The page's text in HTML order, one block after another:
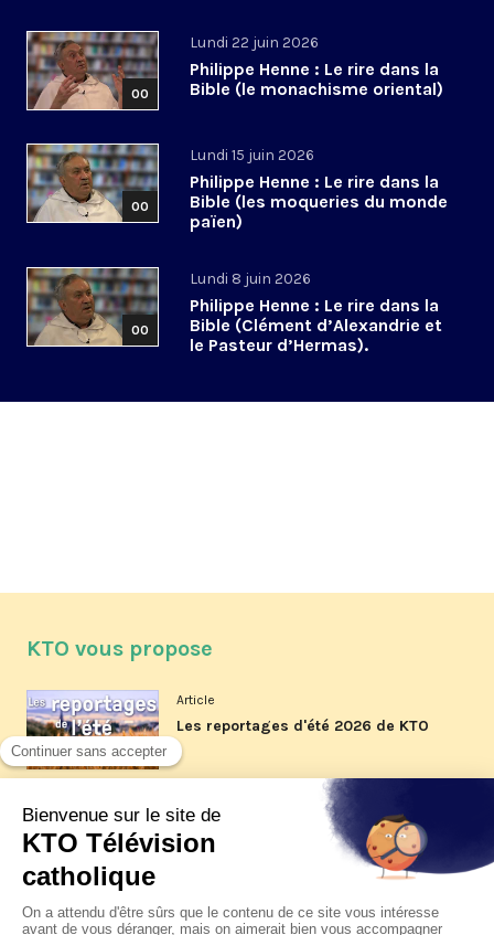
00
Lundi 22 juin 2026
Philippe Henne : Le rire dans la
Bible (le monachisme oriental)
00
Lundi 15 juin 2026
Philippe Henne : Le rire dans la
Bible (les moqueries du monde
païen)
00
Lundi 8 juin 2026
Philippe Henne : Le rire dans la
Bible (Clément d’Alexandrie et
le Pasteur d’Hermas).
KTO vous propose
Article
Les reportages d'été 2026 de KTO
La visite pastorale du pape Léon
XIV à Assise à suivre sur KTO le
jeudi 6 août
Article